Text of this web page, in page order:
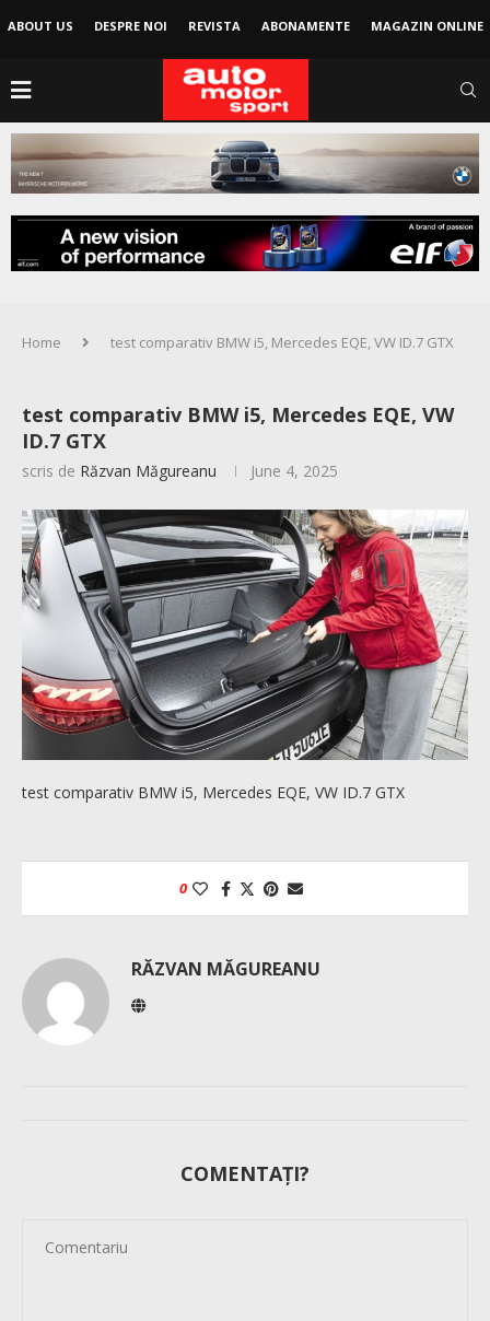
ABOUT US DESPRE NOI REVISTA ABONAMENTE MAGAZIN ONLINE
Home test comparativ BMW i5, Mercedes EQE, VW ID.7 GTX
test comparativ BMW i5, Mercedes EQE, VW
ID.7 GTX
scris de Răzvan Măgureanu June 4, 2025
test comparativ BMW i5, Mercedes EQE, VW ID.7 GTX
0
RĂZVAN MĂGUREANU
COMENTAȚI?